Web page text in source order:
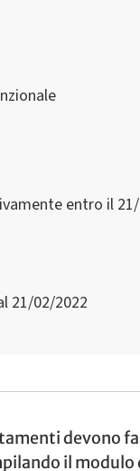
entro il
21/02/2022
devono
il